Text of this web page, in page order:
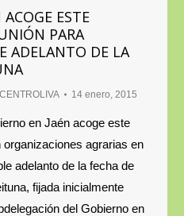
ESTE
PARA
ADELANTO DE LA
CENTROLIVA 14 enero, 2015
en Jaén acoge este
agrarias en
adelanto de la fecha de
fijada inicialmente
del Gobierno en